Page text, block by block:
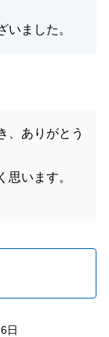
ました。
、ありがとう
います。
日